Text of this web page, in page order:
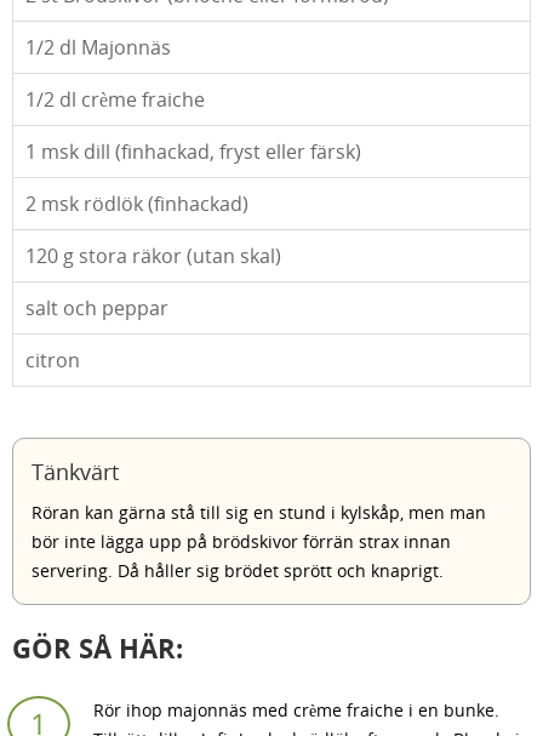
1/2 dl Majonnäs
1/2 dl crème fraiche
1 msk dill (finhackad, fryst eller färsk)
2 msk rödlök (finhackad)
120 g stora räkor (utan skal)
salt och peppar
citron
Tänkvärt
Röran kan gärna stå till sig en stund i kylskåp, men man
bör inte lägga upp på brödskivor förrän strax innan
servering. Då håller sig brödet sprött och knaprigt.
GÖR SÅ HÄR:
Rör ihop majonnäs med crème fraiche i en bunke.